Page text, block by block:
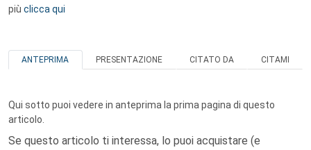
più clicca qui
ANTEPRIMA PRESENTAZIONE CITATO DA CITAMI
Qui sotto puoi vedere in anteprima la prima pagina di questo
articolo.
Se questo articolo ti interessa, lo puoi acquistare (e